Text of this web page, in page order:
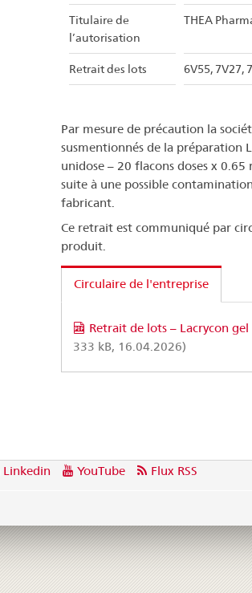
Titulaire de
l’autorisation
THEA
Retrait des lots 6V55, 7V27,
Par mesure de précaution la
susmentionnés de la préparation
unidose – 20 flacons doses x
suite à une possible
fabricant.
Ce retrait est communiqué par
produit.
Circulaire de l'entreprise
Retrait de lots – Lacrycon
333 kB, 16.04.2026)
Linkedin YouTube Flux RSS